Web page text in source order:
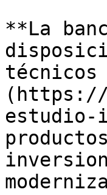
**La
(https://
estudio-